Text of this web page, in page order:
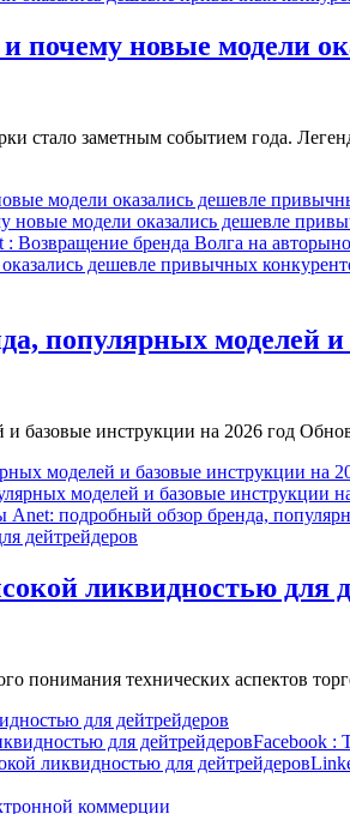
почему новые модели
стало заметным событием года.
модели оказались дешевле
новые модели оказались дешевле
: Возвращение бренда Волга на
дешевле привычных
популярных моделей и
базовые инструкции на 2026 год
моделей и базовые инструкции на
моделей и базовые инструкции
Anet: подробный обзор бренда,
ликвидностью для
понимания технических аспектов
для дейтрейдеров
для дейтрейдеровFacebook :
ликвидностью для дейтрейдеров